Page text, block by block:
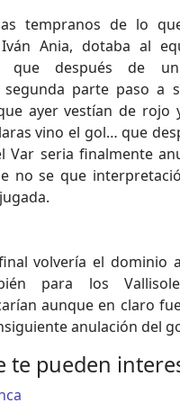
tempranos de lo
Ania, dotaba al
que después de un
parte paso a
ayer vestían de rojo
vino el gol… que
Var seria finalmente
no se que
volvería el dominio
para los
aunque en claro
anulación del
te pueden